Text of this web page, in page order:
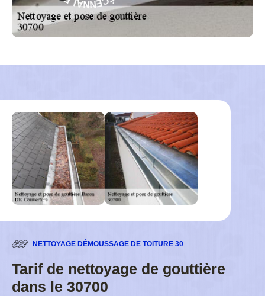
A
L
E
-
NETTOYAGE DÉMOUSSAGE DE TOITURE 30
Tarif de nettoyage de gouttière
dans le 30700